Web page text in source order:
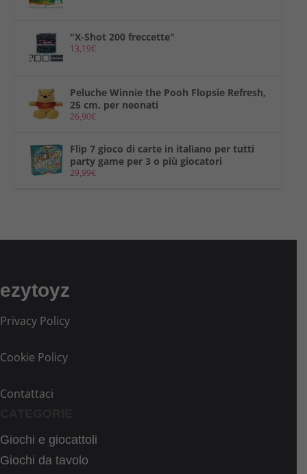
"X-Shot 200 freccette"
13,19€
Peluche Winnie the Pooh Flopsie Refresh,
25 cm, per neonati
26,90€
Flip 7 gioco di carte in italiano per tutti
party game per 3 o più giocatori
29,99€
ezytoyz
Privacy Policy
Cookie Policy
Contattaci
Giochi e giocattoli
Giochi da tavolo